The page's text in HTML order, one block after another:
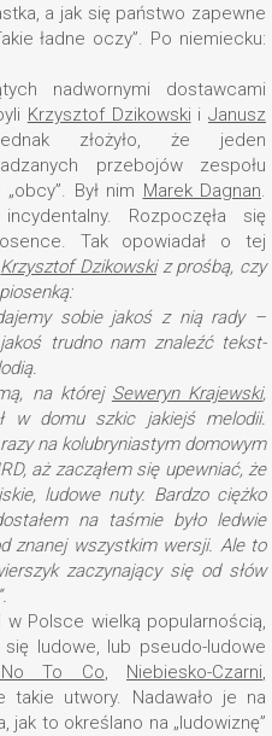
a jak się państwo zapewne
ładne oczy”. Po niemiecku:
nadwornymi dostawcami
Krzysztof Dzikowski i Janusz
złożyło, że jeden
przebojów zespołu
Był nim Marek Dagnan.
Rozpoczęła się
Tak opowiadał o tej
Krzysztof Dzikowskiz prośbą, czy
sobie jakoś z nią rady –
trudno nam znaleźć tekst-
na której Seweryn Krajewski,
w domu szkic jakiejś melodii.
na kolubryniastym domowym
aż zacząłem się upewniać, że
ludowe nuty. Bardzo ciężko
na taśmie było ledwie
znanej wszystkim wersji. Ale to
zaczynający się od słów
w Polsce wielką popularnością,
ludowe, lub pseudo-ludowe
No To Co, Niebiesko-Czarni,
takie utwory. Nadawało je na
jak to określano na „ludowiznę”